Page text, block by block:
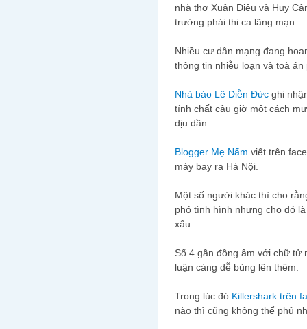
nhà thơ Xuân Diệu và Huy
trường phái thi ca lãng mạn.
Nhiều cư dân mạng đang
thông tin nhiễu loạn và toà
Nhà báo Lê Diễn Đức ghi
tính chất câu giờ một cách
dịu dần.
Blogger Mẹ Nấm viết trên
máy bay ra Hà Nội.
Một số người khác thì cho
phó tình hình nhưng cho đó
xấu.
Số 4 gần đồng âm với chữ tử
luận càng dễ bùng lên thêm.
Trong lúc đó Killershark trên
nào thì cũng không thể phủ